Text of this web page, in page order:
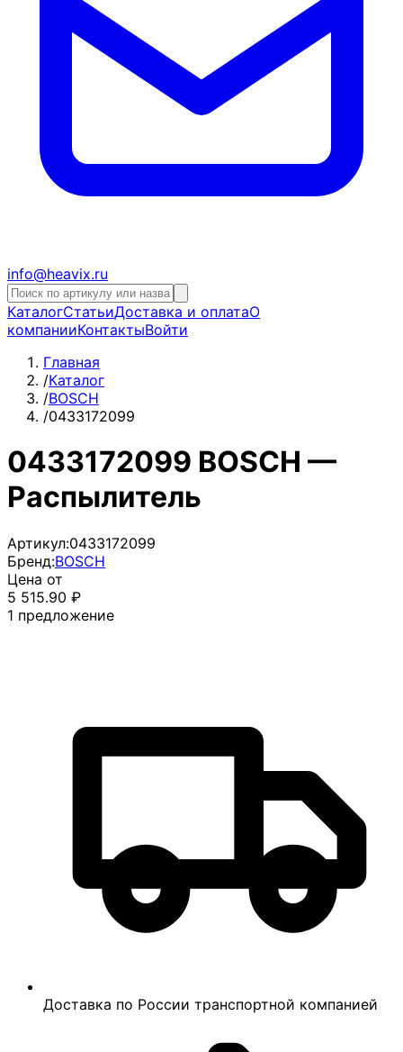
info@heavix.ru
КаталогСтатьиДоставка и оплатаО
компанииКонтактыВойти
Главная
/Каталог
/BOSCH
/0433172099
0433172099 BOSCH —
Распылитель
Артикул:0433172099
Бренд:BOSCH
Цена от
5 515.90 ₽
1 предложение
Доставка по России транспортной компанией